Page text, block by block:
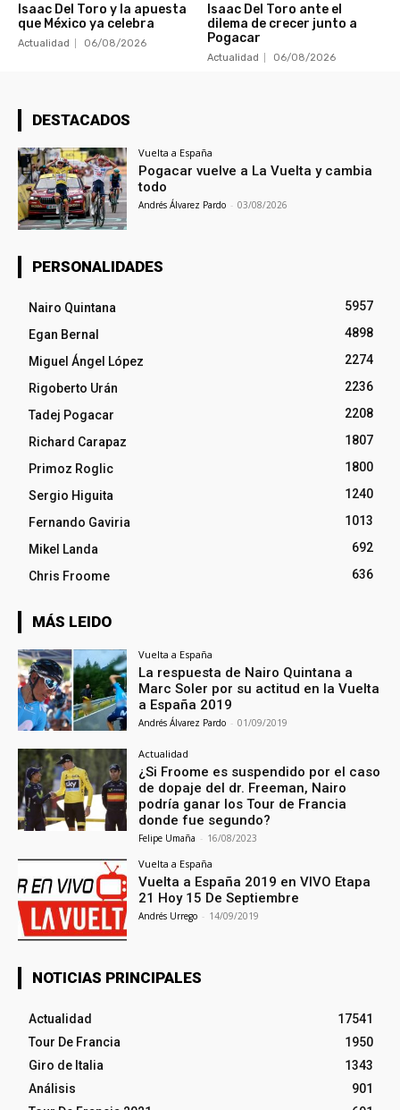
Isaac Del Toro y la apuesta
que México ya celebra
Actualidad 06/08/2026
Isaac Del Toro ante el
dilema de crecer junto a
Pogacar
Actualidad 06/08/2026
DESTACADOS
Vuelta a España
Pogacar vuelve a La Vuelta y cambia
todo
Andrés Álvarez Pardo - 03/08/2026
PERSONALIDADES
Nairo Quintana
5957
Egan Bernal
4898
Miguel Ángel López
2274
Rigoberto Urán
2236
Tadej Pogacar
2208
Richard Carapaz
1807
Primoz Roglic
1800
Sergio Higuita
1240
Fernando Gaviria
1013
Mikel Landa
692
Chris Froome
636
MÁS LEIDO
Vuelta a España
La respuesta de Nairo Quintana a
Marc Soler por su actitud en la Vuelta
a España 2019
Andrés Álvarez Pardo - 01/09/2019
Actualidad
¿Si Froome es suspendido por el caso
de dopaje del dr. Freeman, Nairo
podría ganar los Tour de Francia
donde fue segundo?
Felipe Umaña - 16/08/2023
Vuelta a España
Vuelta a España 2019 en VIVO Etapa
21 Hoy 15 De Septiembre
Andrés Urrego - 14/09/2019
NOTICIAS PRINCIPALES
Actualidad
17541
Tour De Francia
1950
Giro de Italia
1343
Análisis
901